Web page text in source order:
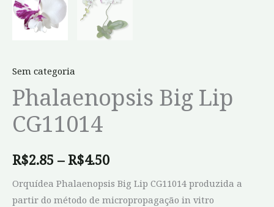
Sem categoria
Phalaenopsis Big Lip
CG11014
R$2.85 – R$4.50
Orquídea Phalaenopsis Big Lip CG11014 produzida a
partir do método de micropropagação in vitro